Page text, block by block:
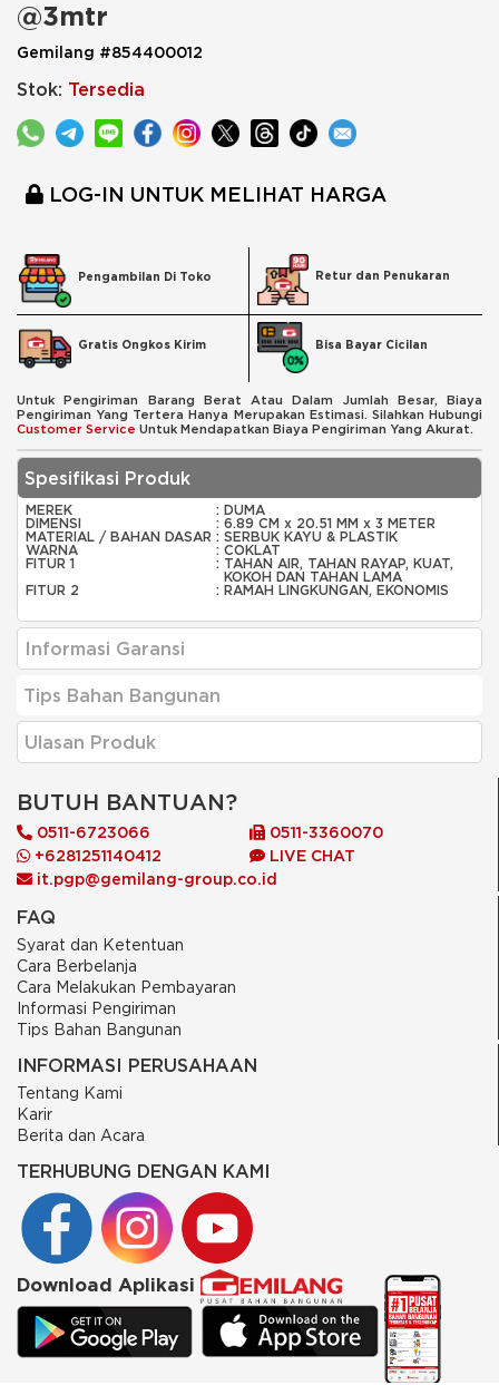
@3mtr
Gemilang #854400012
Stok: Tersedia
LOG-IN UNTUK MELIHAT HARGA
Pengambilan Di Toko Retur dan Penukaran
Gratis Ongkos Kirim Bisa Bayar Cicilan
Untuk Pengiriman Barang Berat Atau Dalam Jumlah Besar, Biaya
Pengiriman Yang Tertera Hanya Merupakan Estimasi. Silahkan Hubungi
Customer Service Untuk Mendapatkan Biaya Pengiriman Yang Akurat.
Spesifikasi Produk
MEREK : DUMA
DIMENSI
: 6.89 CM x 20.51 MM x 3 METER
MATERIAL / BAHAN DASAR : SERBUK KAYU & PLASTIK
WARNA
: COKLAT
FITUR 1
: TAHAN AIR, TAHAN RAYAP, KUAT,
KOKOH DAN TAHAN LAMA
FITUR 2
: RAMAH LINGKUNGAN, EKONOMIS
Informasi Garansi
Tips Bahan Bangunan
Ulasan Produk
BUTUH BANTUAN?
0511-6723066
0511-3360070
+6281251140412
LIVE CHAT
it.pgp@gemilang-group.co.id
FAQ
Syarat dan Ketentuan
Cara Berbelanja
Cara Melakukan Pembayaran
Informasi Pengiriman
Tips Bahan Bangunan
INFORMASI PERUSAHAAN
Tentang Kami
Karir
Berita dan Acara
TERHUBUNG DENGAN KAMI
Download Aplikasi